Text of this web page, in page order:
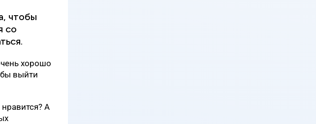
чтобы
со
хорошо
выйти
А